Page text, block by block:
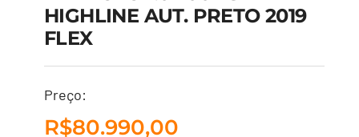
VW POLO 1.0 200 TSI
PRETO 2019 FLEX
HIGHLINE AUT. PRETO 2019
FLEX
Preço:
R$80.990,00